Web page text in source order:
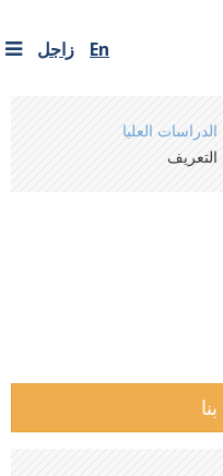
En زاجل
العليا
التعريف